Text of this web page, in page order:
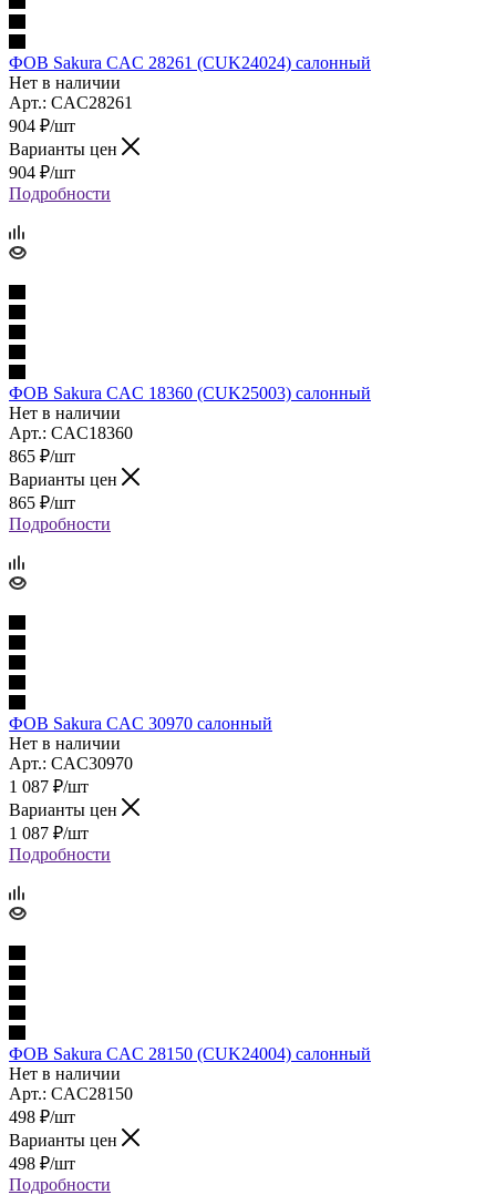
ФОВ Sakura CAC 28261 (CUK24024) салонный
Нет в наличии
Арт.: CAC28261
904 ₽/шт
Варианты цен
904 ₽/шт
Подробности
ФОВ Sakura CAC 18360 (CUK25003) салонный
Нет в наличии
Арт.: CAC18360
865 ₽/шт
Варианты цен
865 ₽/шт
Подробности
ФОВ Sakura CAC 30970 салонный
Нет в наличии
Арт.: CAC30970
1 087 ₽/шт
Варианты цен
1 087 ₽/шт
Подробности
ФОВ Sakura CAC 28150 (CUK24004) салонный
Нет в наличии
Арт.: CAC28150
498 ₽/шт
Варианты цен
498 ₽/шт
Подробности